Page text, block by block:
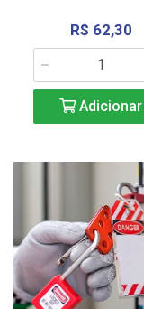
R$ 62,30
Adicionar